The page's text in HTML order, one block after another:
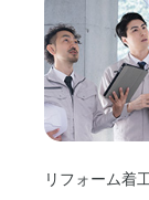
リフォーム着